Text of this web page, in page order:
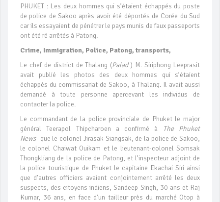
PHUKET : Les deux hommes qui s’étaient échappés du poste
de police de Sakoo après avoir été déportés de Corée du Sud
car ils essayaient de pénétrer le pays munis de faux passeports
ont été ré arrêtés à Patong.
Crime, Immigration, Police, Patong, transports,
Le chef de district de Thalang (Palad ) M. Siriphong Leeprasit
avait publié les photos des deux hommes qui s’étaient
échappés du commissariat de Sakoo, à Thalang. Il avait aussi
demandé à toute personne apercevant les individus de
contacter la police.
Le commandant de la police provinciale de Phuket le major
général Teerapol Thipcharoen a confirmé à
The Phuket
News que le colonel Jirasak Siangsak, de la police de Sakoo,
le colonel Chaiwat Ouikam et le lieutenant-colonel Somsak
Thongkliang de la police de Patong, et l’inspecteur adjoint de
la police touristique de Phuket le capitaine Ekachai Siri ainsi
que d’autres officiers avaient conjointement arrêté les deux
suspects, des citoyens indiens, Sandeep Singh, 30 ans et Raj
Kumar, 36 ans, en face d’un tailleur près du marché Otop à